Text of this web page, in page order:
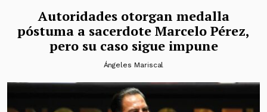
Autoridades otorgan medalla
póstuma a sacerdote Marcelo Pérez,
pero su caso sigue impune
Ángeles Mariscal